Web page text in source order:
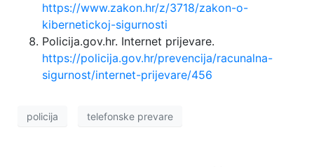
https://www.zakon.hr/z/3718/zakon-o-
kibernetickoj-sigurnosti
Policija.gov.hr. Internet prijevare.
https://policija.gov.hr/prevencija/racunalna-
sigurnost/internet-prijevare/456
policija telefonske prevare